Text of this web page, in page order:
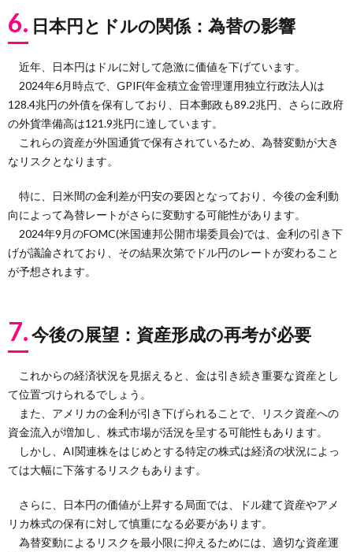
6. 日本円とドルの関係：為替の影響
近年、日本円はドルに対して急激に価値を下げています。
2024年6月時点で、GPIF(年金積立金管理運用独立行政法人)は
128.4兆円の外債を保有しており、日本郵政も89.2兆円、さらに政府
の外貨準備高は121.9兆円に達しています。
これらの資産が外国通貨で保有されているため、為替変動が大き
なリスクとなります。
特に、日米間の金利差が円安の要因となっており、今後の金利動
向によって為替レートがさらに変動する可能性があります。
2024年9月のFOMC(米国連邦公開市場委員会)では、金利の引き下
げが議論されており、その結果次第でドル円のレートが変わること
が予想されます。
7.今後の展望：資産形成の再考が必要
これからの経済状況を見据えると、金は引き続き重要な資産とし
て位置づけられるでしょう。
また、アメリカの金利が引き下げられることで、リスク資産への
資金流入が増加し、株式市場が活況を呈する可能性もあります。
しかし、AI関連株をはじめとする特定の株式は経済の状況によっ
ては大幅に下落するリスクもあります。
さらに、日本円の価値が上昇する局面では、ドル建て資産やアメ
リカ株式の保有に対して慎重になる必要があります。
為替変動によるリスクを最小限に抑えるためには、適切な資産運